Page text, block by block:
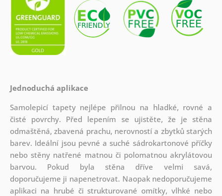
Jednoduchá aplikace
Samolepicí tapety nejlépe přilnou na hladké, rovné a
čisté povrchy. Před lepením se ujistěte, že je stěna
odmaštěná, zbavená prachu, nerovností a zbytků starých
barev. Ideální jsou pevné a suché sádrokartonové příčky
nebo stěny natřené matnou či polomatnou akrylátovou
barvou. Pokud byla stěna dříve velmi savá,
doporučujeme ji napenetrovat. Naopak nedoporučujeme
aplikaci na hrubé či strukturované omítky, vlhké nebo